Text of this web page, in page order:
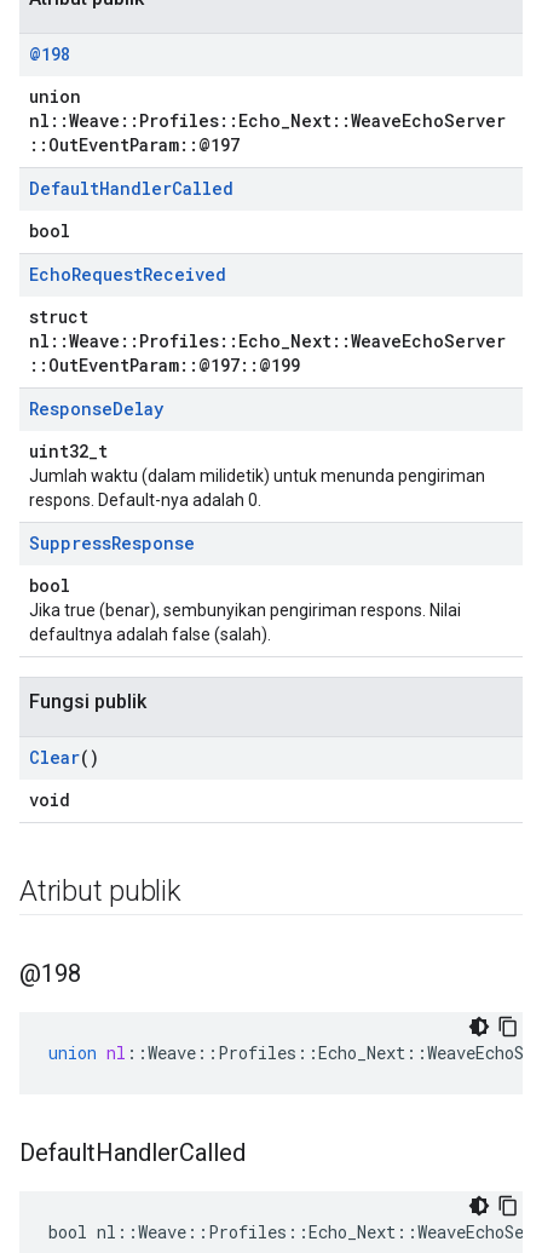
@198
union
nl::Weave::Profiles::Echo_Next::WeaveEchoServer
::OutEventParam::@197
DefaultHandlerCalled
bool
EchoRequestReceived
struct
nl::Weave::Profiles::Echo_Next::WeaveEchoServer
::OutEventParam::@197::@199
ResponseDelay
uint32_t
Jumlah waktu (dalam milidetik) untuk menunda pengiriman
respons. Default-nya adalah 0.
SuppressResponse
bool
Jika true (benar), sembunyikan pengiriman respons. Nilai
defaultnya adalah false (salah).
Fungsi publik
Clear()
void
Atribut publik
@198
union nl ::Weave :: Profiles ::Echo_Next ::
DefaultHandlerCalled
bool